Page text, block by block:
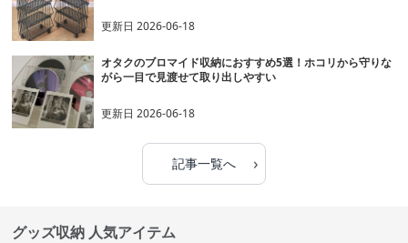
更新日2026-06-18
オタクのブロマイド収納におすすめ5選！ホコリから守りな
がら一目で見渡せて取り出しやすい
更新日2026-06-18
記事一覧へ ›
グッズ収納 人気アイテム